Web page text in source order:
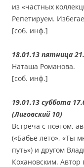
из «частных
Репетируем.
[соб. инф.]
18.01.13 пятница
Наташа Романова.
[соб. инф.]
19.01.13 суббота
(Лиговский 10)
Встреча с поэтом,
(«Бабье лето», «Ты
путь») и другом
Кохановским. Автор